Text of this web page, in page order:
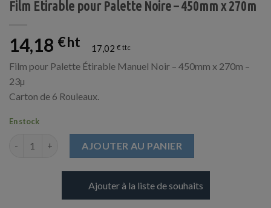
Film Etirable pour Palette Noire – 450mm x 270m
14,18 € 17,02 €
Film pour Palette Étirable Manuel Noir – 450mm x 270m –
23µ
Carton de 6 Rouleaux.
En stock
AJOUTER AU PANIER
Ajouter à la liste de souhaits